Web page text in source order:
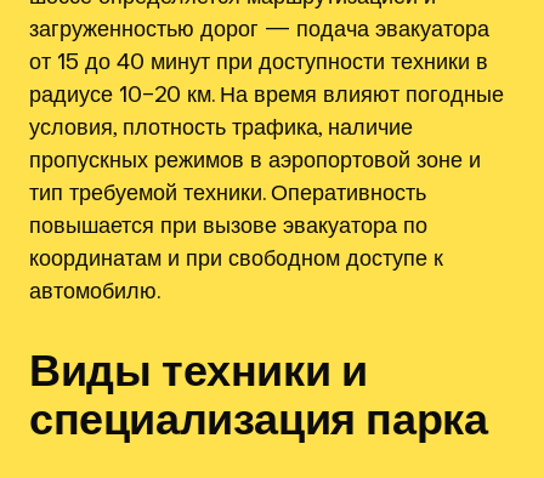
загруженностью дорог — подача эвакуатора
от 15 до 40 минут при доступности техники в
радиусе 10–20 км. На время влияют погодные
условия, плотность трафика, наличие
пропускных режимов в аэропортовой зоне и
тип требуемой техники. Оперативность
повышается при вызове эвакуатора по
координатам и при свободном доступе к
автомобилю.
Виды техники и
специализация парка